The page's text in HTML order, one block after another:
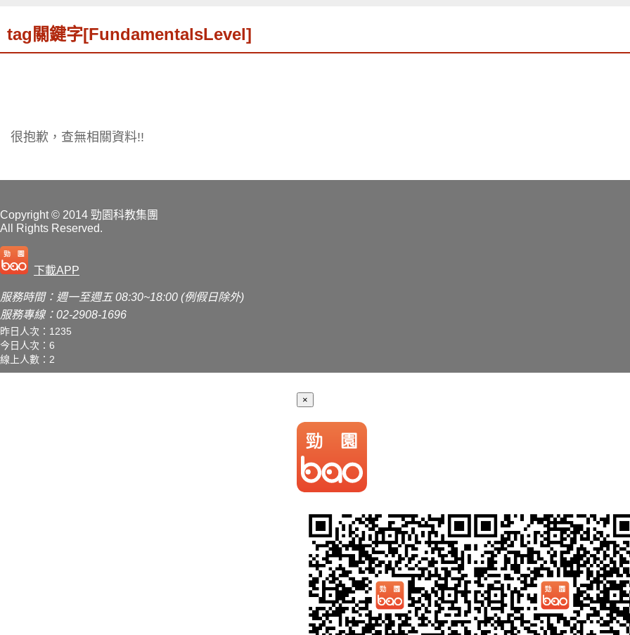
tag關鍵字[FundamentalsLevel]
很抱歉，查無相關資料!!
Copyright© 2014 勁園科教集團
All Rights Reserved.
下載APP
服務時間：週一至週五 08:30~18:00 (例假日除外)
服務專線：02-2908-1696
昨日人次：1235
今日人次：6
線上人數：2
×